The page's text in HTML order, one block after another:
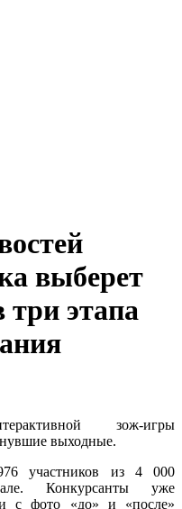
выберет
три этапа
зож-игры
выходные.
участников из 4 000
Конкурсанты уже
с фото «до» и «после»